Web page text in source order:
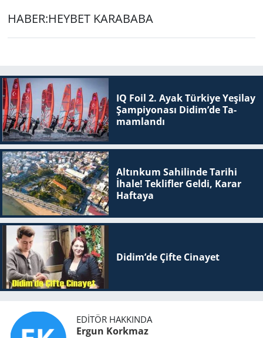
HABER:HEYBET KARABABA
IQ Foil 2. Ayak Tür­ki­ye Ye­şi­lay
Şam­pi­yo­na­sı Didim’de Ta­
mam­lan­dı
Altınkum Sahilinde Tarihi
İhale! Teklifler Geldi, Karar
Haftaya
Didim’de Çifte Ci­na­yet
EDITÖR HAKKINDA
Ergun Korkmaz